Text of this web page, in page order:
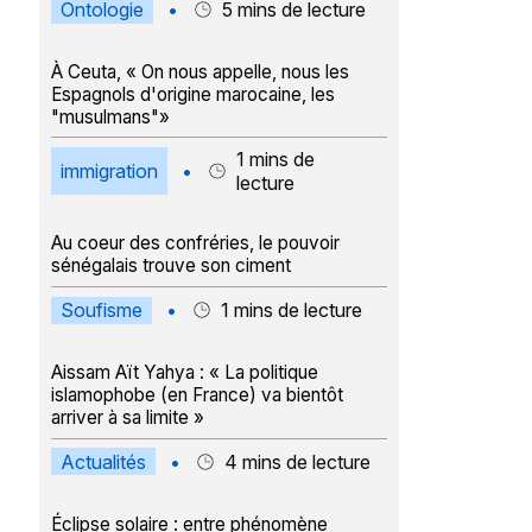
Ontologie • 5 mins de lecture
À Ceuta, « On nous appelle, nous les
Espagnols d'origine marocaine, les
"musulmans"»
immigration • 1 mins de
lecture
Au coeur des confréries, le pouvoir
sénégalais trouve son ciment
Soufisme • 1 mins de lecture
Aissam Aït Yahya : « La politique
islamophobe (en France) va bientôt
arriver à sa limite »
Actualités • 4 mins de lecture
Éclipse solaire : entre phénomène